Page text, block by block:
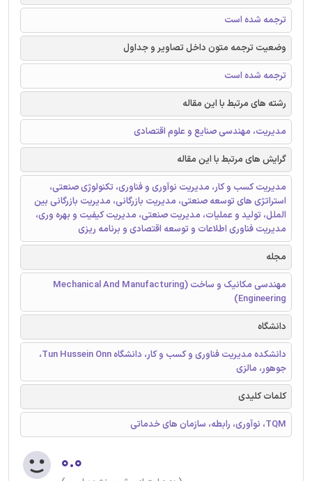
ترجمه شده است
وضعیت ترجمه متون داخل تصاویر و جداول
ترجمه شده است
رشته های مرتبط با این مقاله
مدیریت، مهندسی صنایع و علوم اقتصادی
گرایش های مرتبط با این مقاله
مدیریت کسب و کار، مدیریت نوآوری و فناوری، تکنولوژی صنعتی،
استراتژی های توسعه صنعتی، مدیریت بازرگانی، مدیریت بازرگانی بین
الملل، تولید و عملیات، مدیریت صنعتی، مدیریت کیفیت و بهره وری،
مدیریت فناوری اطلاعات و توسعه اقتصادی و برنامه ریزی
مجله
مهندسی مکانیک و ساخت (Mechanical And Manufacturing
Engineering)
دانشگاه
دانشکده مدیریت فناوری و کسب و کار، دانشگاه Tun Hussein Onn،
جوهور، مالزی
کلمات کلیدی
TQM، نوآوری، رابطه، سازمان های خدماتی
۰.۰